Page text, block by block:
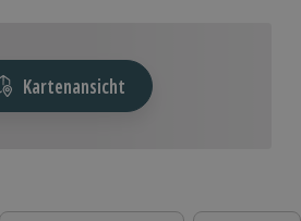
Kartenansicht